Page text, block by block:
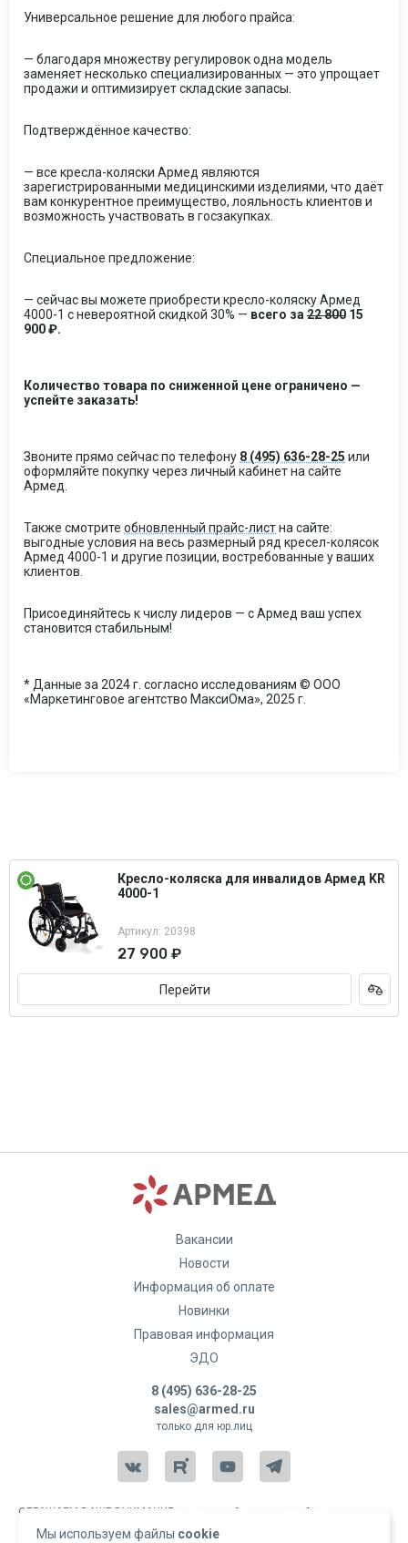
Универсальное решение для любого прайса:
— благодаря множеству регулировок одна модель
заменяет несколько специализированных — это упрощает
продажи и оптимизирует складские запасы.
Подтверждённое качество:
— все кресла-коляски Армед являются
зарегистрированными медицинскими изделиями, что даёт
вам конкурентное преимущество, лояльность клиентов и
возможность участвовать в госзакупках.
Специальное предложение:
— сейчас вы можете приобрести кресло-коляску Армед
4000-1 с невероятной скидкой 30% — всего за 22 800 15
900 ₽.
Количество товара по сниженной цене ограничено —
успейте заказать!
Звоните прямо сейчас по телефону 8 (495) 636-28-25 или
оформляйте покупку через личный кабинет на сайте
Армед.
Также смотрите обновленный прайс-листна сайте:
выгодные условия на весь размерный ряд кресел-колясок
Армед 4000-1 и другие позиции, востребованные у ваших
клиентов.
Присоединяйтесь к числу лидеров — с Армед ваш успех
становится стабильным!
* Данные за 2024 г. согласно исследованиям © ООО
«Маркетинговое агентство МаксиОма», 2025 г.
Кресло-коляска для инвалидов Армед KR
4000-1
Артикул: 20398
27 900 ₽
Перейти
Мы используем файлы cookie
Вакансии
Новости
Информация об оплате
Новинки
Правовая информация
ЭДО
8 (495) 636-28-25
sales@armed.ru
только для юр.лиц
ОБРАЩАЕМ ВАШЕ ВНИМАНИЕ, что данный интернет-сайт и материалы,
характер и ни при каких условиях не являются публичной офертой,